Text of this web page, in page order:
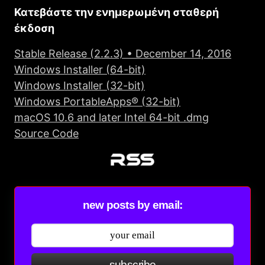
Κατεβάστε την ενημερωμένη σταθερή
έκδοση
Stable Release (2.2.3) • December 14, 2016
Windows Installer (64-bit)
Windows Installer (32-bit)
Windows PortableApps® (32-bit)
macOS 10.6 and later Intel 64-bit .dmg
Source Code
new posts by email: